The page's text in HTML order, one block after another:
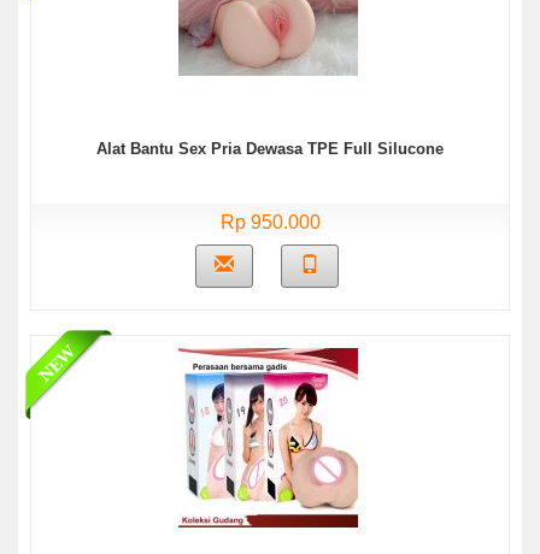
Alat Bantu Sex Pria Dewasa TPE Full Silucone
Rp 950.000